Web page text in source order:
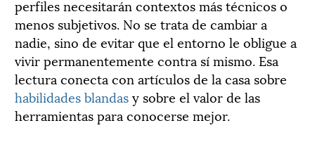
perfiles necesitarán contextos más técnicos o
menos subjetivos. No se trata de cambiar a
nadie, sino de evitar que el entorno le obligue a
vivir permanentemente contra sí mismo. Esa
lectura conecta con artículos de la casa sobre
habilidades blandasy sobre el valor de las
herramientas para conocerse mejor.